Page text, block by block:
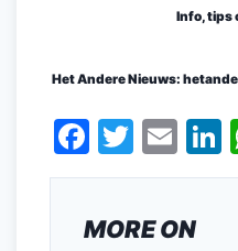
MORE ON
Info, tips
Het Andere Nieuws:
F
a
e
T
w
er
E
m
l